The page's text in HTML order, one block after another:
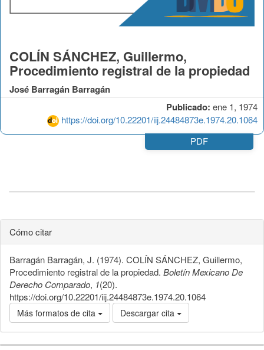
Publicado: ene 1, 1974
https://doi.org/10.22201/iij.24484873e.1974.20.1064
COLÍN SÁNCHEZ, Guillermo,
Procedimiento registral de la propiedad
José Barragán Barragán
PDF
Cómo citar
Barragán Barragán, J. (1974). COLÍN SÁNCHEZ, Guillermo,
Procedimiento registral de la propiedad. Boletín Mexicano De
Derecho Comparado, 1(20).
https://doi.org/10.22201/iij.24484873e.1974.20.1064
Más formatos de cita Descargar cita